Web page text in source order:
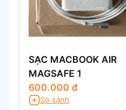
SẠC MACBOOK AIR
MAGSAFE 1
600.000 đ
So sánh